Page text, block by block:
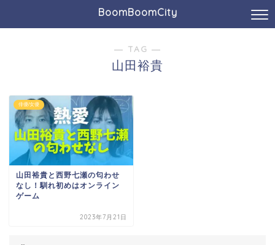
BoomBoomCity
― TAG ―
山田裕貴
俳優/女優
山田裕貴と西野七瀬の匂わせ
なし！馴れ初めはオンライン
ゲーム
2023年7月21日